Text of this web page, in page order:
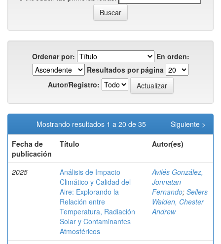
Ordenar por:
En orden:
Resultados por página
Autor/Registro:
Mostrando resultados 1 a 20 de 35
Siguiente >
Fecha de
publicación
Título Autor(es)
2025
Análisis de Impacto
Climático y Calidad del
Aire: Explorando la
Relación entre
Temperatura, Radiación
Solar y Contaminantes
Atmosféricos
Avilés González,
Jonnatan
Fernando; Sellers
Walden, Chester
Andrew